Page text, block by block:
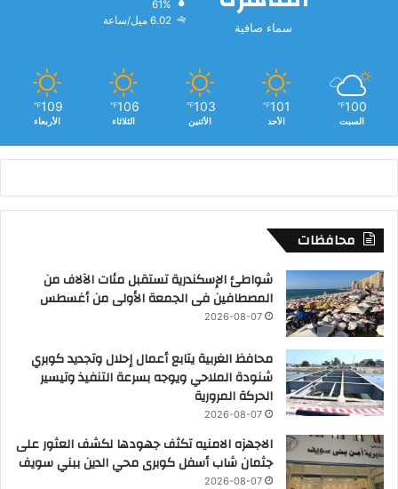
ن
”
سماء صافية
61%
6.02 ميل/ساعة
100
℉
السبت
101
℉
الأحد
103
℉
الأثنين
106
℉
الثلاثاء
109
℉
الأربعاء
محافظات
شواطئ الإسكندرية تستقبل مئات الآلاف من
المصطافين فى الجمعة الأولى من أغسطس
2026-08-07
محافظ الغربية يتابع أعمال إحلال وتجديد كوبري
شنودة الملاحي ويوجه بسرعة التنفيذ وتيسير
الحركة المرورية
2026-08-07
الاجهزه الامنيه تكثف جهودها لكشف العثور على
جثمان شاب أسفل كوبرى محي الدين ببني سويف
2026-08-07